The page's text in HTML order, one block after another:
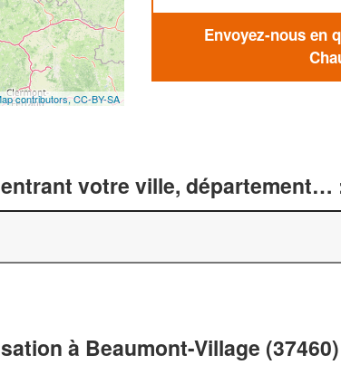
contributors,CC-BY-SA
Envoyez-nous en
votre ville, département…
à Beaumont-Village (37460)